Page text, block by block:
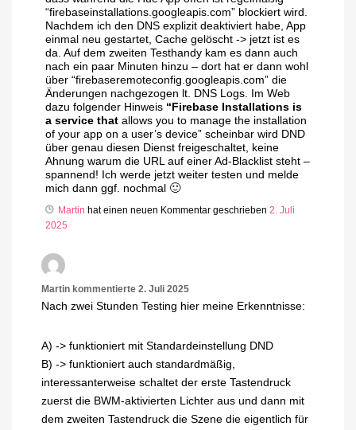
“firebaseinstallations.googleapis.com” blockiert wird.
Nachdem ich den DNS explizit deaktiviert habe, App
einmal neu gestartet, Cache gelöscht -> jetzt ist es
da. Auf dem zweiten Testhandy kam es dann auch
nach ein paar Minuten hinzu – dort hat er dann wohl
über “firebaseremoteconfig.googleapis.com” die
Änderungen nachgezogen lt. DNS Logs. Im Web
dazu folgender Hinweis “Firebase Installations is
a service that allows you to manage the installation
of your app on a user’s device” scheinbar wird DND
über genau diesen Dienst freigeschaltet, keine
Ahnung warum die URL auf einer Ad-Blacklist steht –
spannend! Ich werde jetzt weiter testen und melde
mich dann ggf. nochmal 🙂
Martin hat einen neuen Kommentar geschrieben 2. Juli
2025
Martin kommentierte 2. Juli 2025
Nach zwei Stunden Testing hier meine Erkenntnisse:
A) -> funktioniert mit Standardeinstellung DND
B) -> funktioniert auch standardmäßig,
interessanterweise schaltet der erste Tastendruck
zuerst die BWM-aktivierten Lichter aus und dann mit
dem zweiten Tastendruck die Szene die eigentlich für